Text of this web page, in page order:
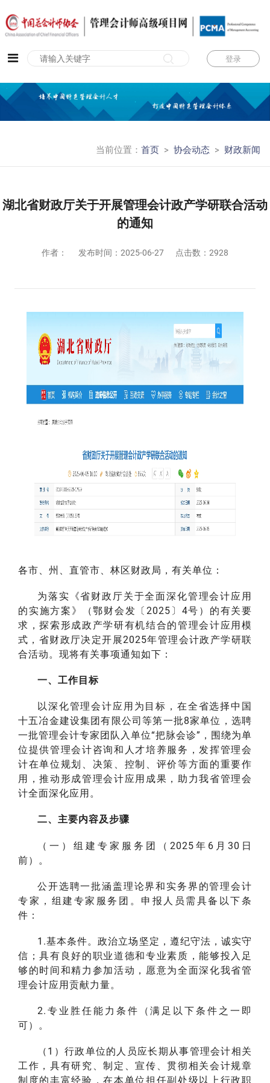
登录
当前位置： 首页 > 协会动态 > 财政新闻
湖北省财政厅关于开展管理会计政产学研联合活动
的通知
作者： 发布时间： 2025-06-27 点击数：2928
各市、州、直管市、林区财政局，有关单位：
为落实《省财政厅关于全面深化管理会计应用
的实施方案》（鄂财会发〔2025〕4号）的有关要
求，探索形成政产学研有机结合的管理会计应用模
式，省财政厅决定开展2025年管理会计政产学研联
合活动。现将有关事项通知如下：
一、工作目标
以深化管理会计应用为目标，在全省选择中国
十五冶金建设集团有限公司等第一批8家单位，选聘
一批管理会计专家团队入单位“把脉会诊”，围绕为单
位提供管理会计咨询和人才培养服务，发挥管理会
计在单位规划、决策、控制、评价等方面的重要作
用，推动形成管理会计应用成果，助力我省管理会
计全面深化应用。
二、主要内容及步骤
（一）组建专家服务团（2025年6月30日
前）。
公开选聘一批涵盖理论界和实务界的管理会计
专家，组建专家服务团。申报人员需具备以下条
件：
1.基本条件。政治立场坚定，遵纪守法，诚实守
信；具有良好的职业道德和专业素质，能够投入足
够的时间和精力参加活动，愿意为全面深化我省管
理会计应用贡献力量。
2.专业胜任能力条件（满足以下条件之一即
可）。
（1）行政单位的人员应长期从事管理会计相关
工作，具有研究、制定、宣传、贯彻相关会计规章
制度的丰富经验，在本单位担任副处级以上行政职